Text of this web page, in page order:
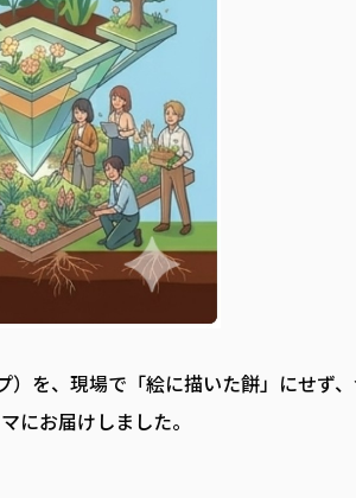
を、現場で「絵に描いた餅」にせず
にお届けしました。